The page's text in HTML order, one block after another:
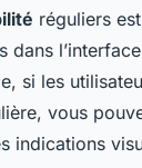
réguliers
dans
si les
vous
indications